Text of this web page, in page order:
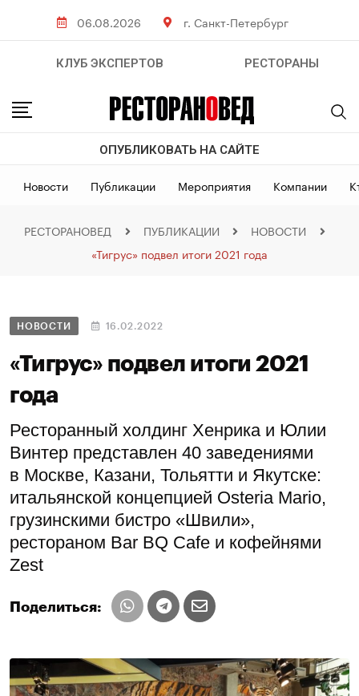
06.08.2026 г. Санкт-Петербург
КЛУБ ЭКСПЕРТОВ РЕСТОРАНЫ
ОПУБЛИКОВАТЬ НА САЙТЕ
Новости Публикации Мероприятия Компании
РЕСТОРАНОВЕД ПУБЛИКАЦИИ
НОВОСТИ
«Тигрус» подвел итоги 2021 года
НОВОСТИ 16.02.2022
«Тигрус» подвел итоги 2021
года
Ресторанный холдинг Хенрика и Юлии
Винтер представлен 40 заведениями
в Москве, Казани, Тольятти и Якутске:
итальянской концепцией Osteria Mario,
грузинскими бистро «Швили»,
рестораном Bar BQ Cafe и кофейнями
Zest
Поделиться: